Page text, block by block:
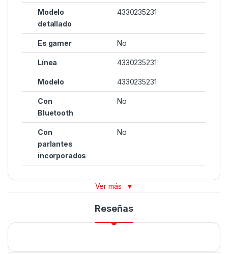
Modelo
detallado
4330235231
Es gamer No
Línea 4330235231
Modelo 4330235231
Con
Bluetooth
No
Con
parlantes
incorporados
No
Ver más ▼
Reseñas